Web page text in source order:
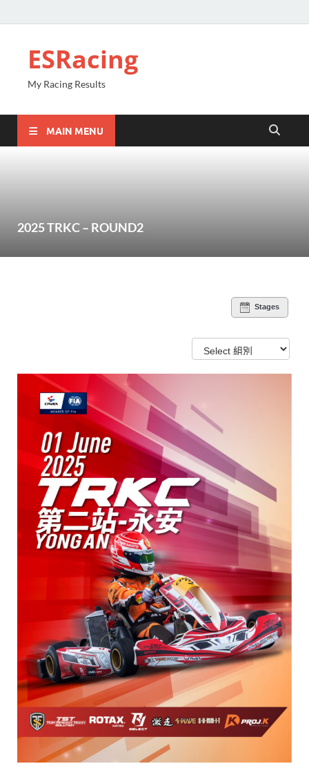
ESRacing
My Racing Results
MAIN MENU
2025 TRKC – ROUND2
Stages